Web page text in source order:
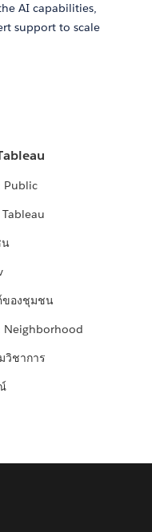
AI capabilities,
support to scale
Public
น
ของชุมชน
Neighborhood
วิชาการ